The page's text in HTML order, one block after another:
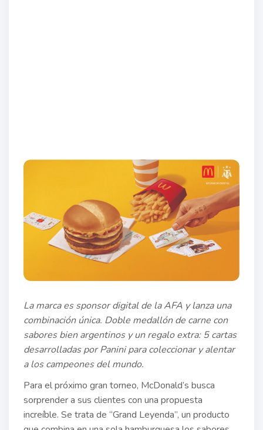
La marca es sponsor digital de la AFA y lanza una
combinación única. Doble medallón de carne con
sabores bien argentinos y un regalo extra: 5 cartas
desarrolladas por Panini para coleccionar y alentar
a los campeones del mundo.
Para el próximo gran torneo, McDonald’s busca
sorprender a sus clientes con una propuesta
increíble. Se trata de “Grand Leyenda”, un producto